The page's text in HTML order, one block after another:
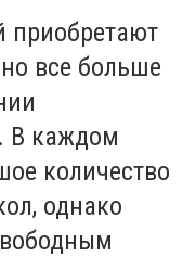
приобретают
все больше
В каждом
количество
однако